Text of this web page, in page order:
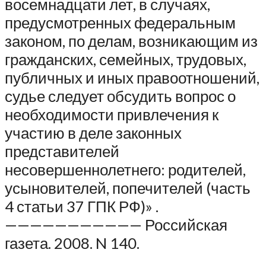
восемнадцати лет, в случаях,
предусмотренных федеральным
законом, по делам, возникающим из
гражданских, семейных, трудовых,
публичных и иных правоотношений,
судье следует обсудить вопрос о
необходимости привлечения к
участию в деле законных
представителей
несовершеннолетнего: родителей,
усыновителей, попечителей (часть
4 статьи 37 ГПК РФ)» .
——————————— Российская
газета. 2008. N 140.